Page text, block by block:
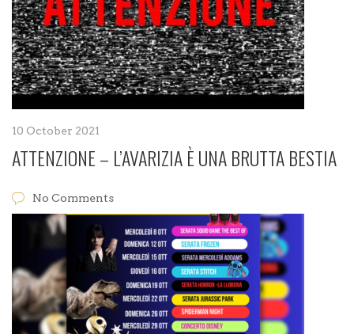
10 October 2021
ATTENZIONE – L’AVARIZIA È UNA BRUTTA BESTIA
No Comments